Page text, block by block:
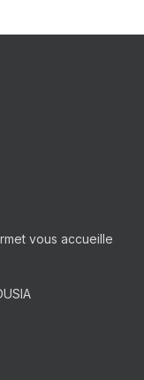
vous accueille